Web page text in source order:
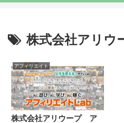
株式会社アリウ
アフィリエイト
株式会社アリウープ ア